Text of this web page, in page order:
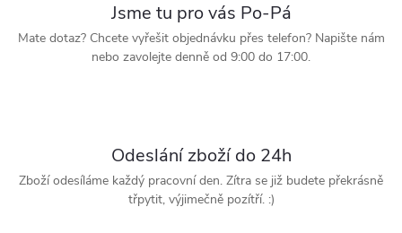
Jsme tu pro vás Po-Pá
Mate dotaz? Chcete vyřešit objednávku přes telefon? Napište nám
nebo zavolejte denně od 9:00 do 17:00.
Odeslání zboží do 24h
Zboží odesíláme každý pracovní den. Zítra se již budete překrásně
třpytit, výjimečně pozítří. :)